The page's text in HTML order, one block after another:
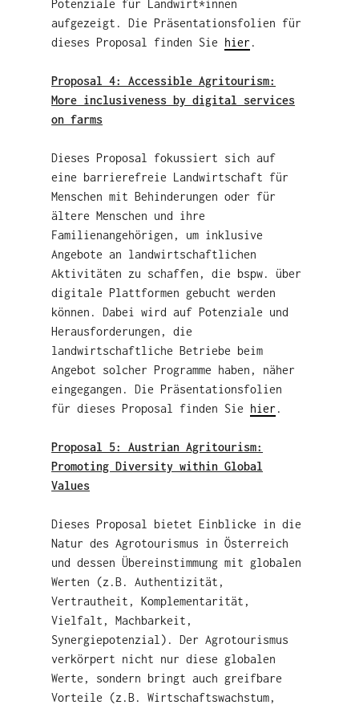
Potenziale für Landwirt*innen
aufgezeigt. Die Präsentationsfolien für
dieses Proposal finden Sie hier .
Proposal 4: Accessible Agritourism:
More inclusiveness by digital services
on farms
Dieses Proposal fokussiert sich auf
eine barrierefreie Landwirtschaft für
Menschen mit Behinderungen oder für
ältere Menschen und ihre
Familienangehörigen, um inklusive
Angebote an landwirtschaftlichen
Aktivitäten zu schaffen, die bspw. über
digitale Plattformen gebucht werden
können. Dabei wird auf Potenziale und
Herausforderungen, die
landwirtschaftliche Betriebe beim
Angebot solcher Programme haben, näher
eingegangen. Die Präsentationsfolien
für dieses Proposal finden Sie hier .
Proposal 5: Austrian Agritourism:
Promoting Diversity within Global
Values
Dieses Proposal bietet Einblicke in die
Natur des Agrotourismus in Österreich
und dessen Übereinstimmung mit globalen
Werten (z.B. Authentizität,
Vertrautheit, Komplementarität,
Vielfalt, Machbarkeit,
Synergiepotenzial). Der Agrotourismus
verkörpert nicht nur diese globalen
Werte, sondern bringt auch greifbare
Vorteile (z.B. Wirtschaftswachstum,